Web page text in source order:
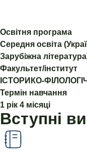
Освітня програма
Середня освіта
Зарубіжна
Факультет/інститут
ІСТОРИКО-
Термін навчання
1 рік 4 місяці
Вступні